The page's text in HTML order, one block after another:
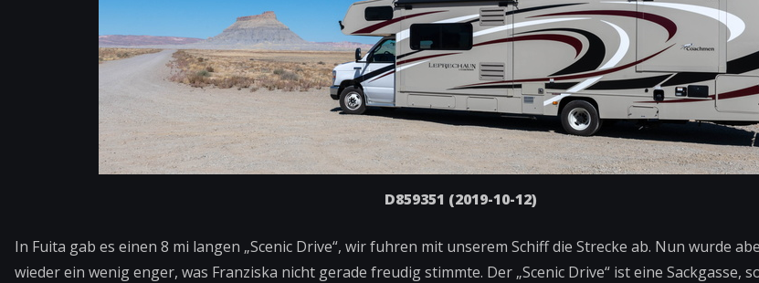
D859351 (2019-10-12)
In Fuita gab es einen 8 mi langen „Scenic Drive“, wir fuhren mit unserem Schiff die Strecke ab. Nun wurde
wieder ein wenig enger, was Franziska nicht gerade freudig stimmte. Der „Scenic Drive“ ist eine Sackgasse,